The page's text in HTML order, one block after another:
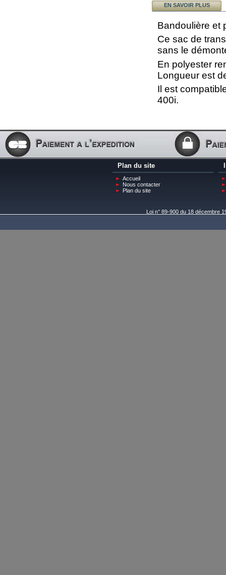
Bandoulière et
Ce sac de
sans le
En polyester
Longueur est
Il est
400i.
Plan du site
Accueil
Nous contacter
Plan du site
Loi n° 89-900 du 18 décembre